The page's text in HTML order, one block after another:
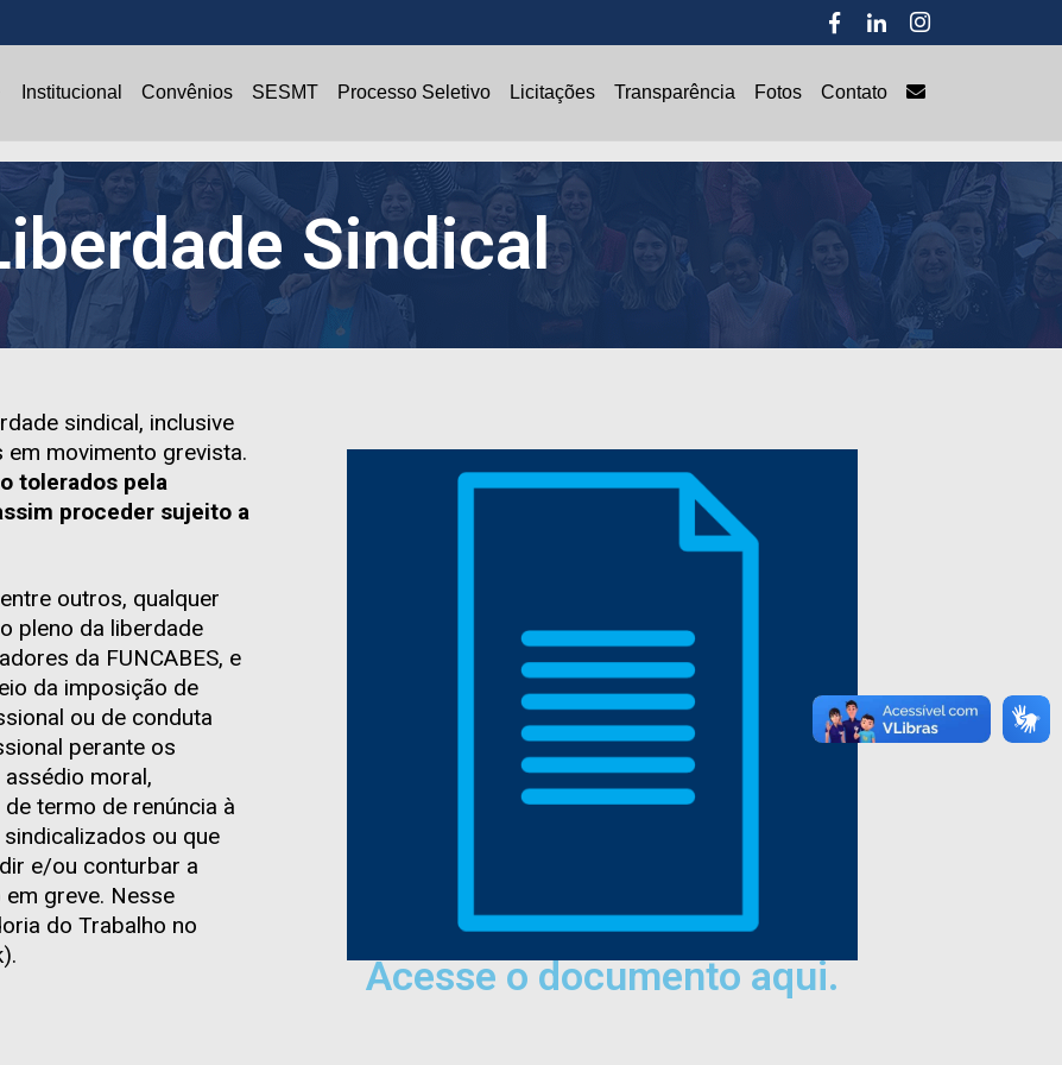
Institucional Convênios SESMT Processo Seletivo Licitações Transparência Fotos Contato
SESMT Processo Seletivo Licitações Transparência
Sindical
sindical, inclusive
movimento grevista.
tolerados pela
proceder sujeito a
outros, qualquer
pleno da liberdade
da FUNCABES, e
da imposição de
ou de conduta
perante os
moral,
termo de renúncia à
ou que
e/ou conturbar a
greve. Nesse
do Trabalho no
Acesse o documento aqui.